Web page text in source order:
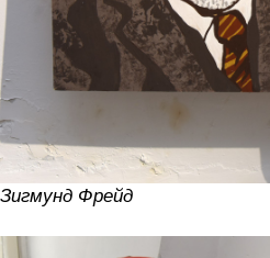
Зигмунд Фрейд